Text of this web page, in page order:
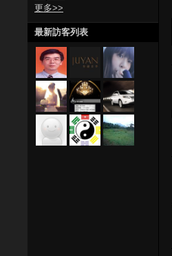
更多>>
最新訪客列表